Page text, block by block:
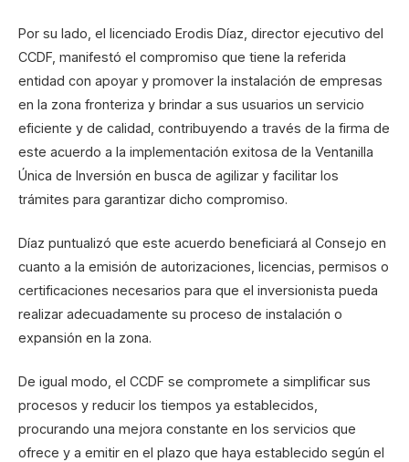
Por su lado, el licenciado Erodis Díaz, director ejecutivo del
CCDF, manifestó el compromiso que tiene la referida
entidad con apoyar y promover la instalación de empresas
en la zona fronteriza y brindar a sus usuarios un servicio
eficiente y de calidad, contribuyendo a través de la firma de
este acuerdo a la implementación exitosa de la Ventanilla
Única de Inversión en busca de agilizar y facilitar los
trámites para garantizar dicho compromiso.
Díaz puntualizó que este acuerdo beneficiará al Consejo en
cuanto a la emisión de autorizaciones, licencias, permisos o
certificaciones necesarios para que el inversionista pueda
realizar adecuadamente su proceso de instalación o
expansión en la zona.
De igual modo, el CCDF se compromete a simplificar sus
procesos y reducir los tiempos ya establecidos,
procurando una mejora constante en los servicios que
ofrece y a emitir en el plazo que haya establecido según el